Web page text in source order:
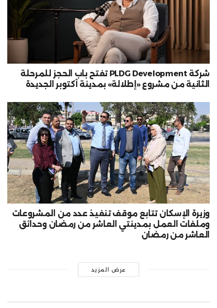
شركة PLDG Development تفتح باب الحجز للمرحلة
الثانية من مشروع «إطلالة» بمدينة أكتوبر الجديدة
وزيرة الإسكان تتابع موقف تنفيذ عدد من المشروعات
وملفات العمل بمدينتي العاشر من رمضان وحدائق
العاشر من رمضان
عرض المزيد